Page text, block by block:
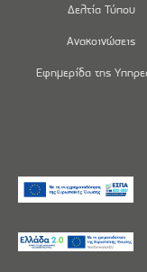
Δελτία Τύπου
Ανακοινώσεις
Εφημερίδα της